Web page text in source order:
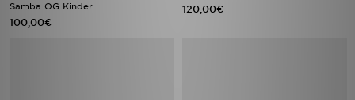
Samba OG Kinder
100,00€
120,00€